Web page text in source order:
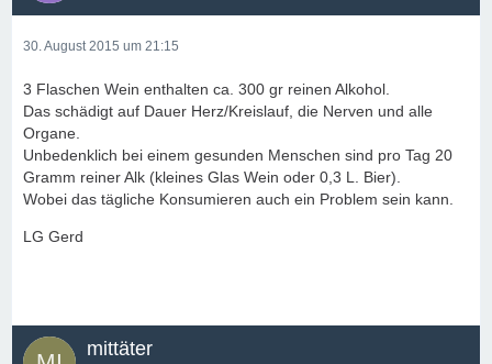
30. August 2015 um 21:15
3 Flaschen Wein enthalten ca. 300 gr reinen Alkohol.
Das schädigt auf Dauer Herz/Kreislauf, die Nerven und alle
Organe.
Unbedenklich bei einem gesunden Menschen sind pro Tag 20
Gramm reiner Alk (kleines Glas Wein oder 0,3 L. Bier).
Wobei das tägliche Konsumieren auch ein Problem sein kann.
LG Gerd
mittäter